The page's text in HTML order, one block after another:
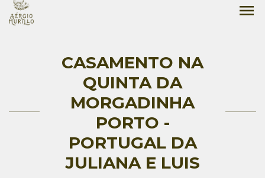
menu
CASAMENTO NA
QUINTA DA
MORGADINHA
PORTO -
PORTUGAL DA
JULIANA E LUIS